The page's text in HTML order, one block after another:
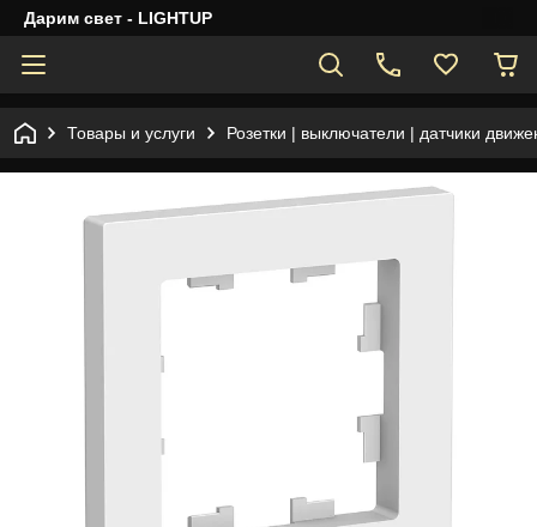
Дарим свет - LIGHTUP
Товары и услуги Розетки | выключатели | датчики